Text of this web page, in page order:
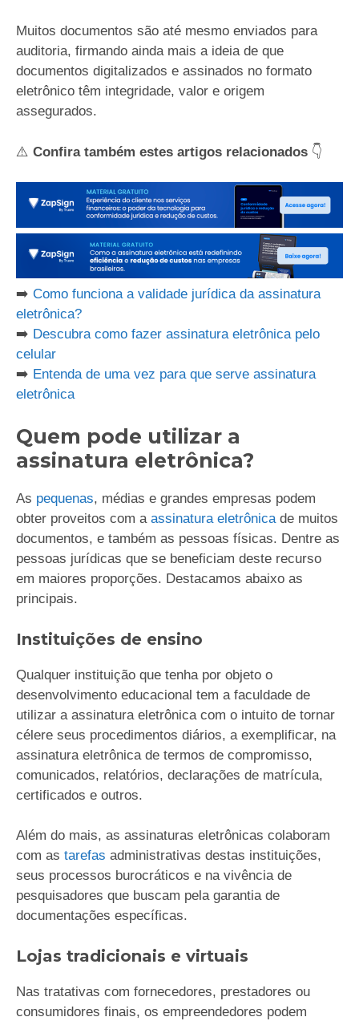
Muitos documentos são até mesmo enviados para
auditoria, firmando ainda mais a ideia de que
documentos digitalizados e assinados no formato
eletrônico têm integridade, valor e origem
assegurados.
⚠️ Confira também estes artigos relacionados 👇
➡️ Como funciona a validade jurídica da assinatura
eletrônica?
➡️ Descubra como fazer assinatura eletrônica pelo
celular
➡️ Entenda de uma vez para que serve assinatura
eletrônica
Quem pode utilizar a
assinatura eletrônica?
As pequenas, médias e grandes empresas podem
obter proveitos com a assinatura eletrônicade muitos
documentos, e também as pessoas físicas. Dentre as
pessoas jurídicas que se beneficiam deste recurso
em maiores proporções. Destacamos abaixo as
principais.
Instituições de ensino
Qualquer instituição que tenha por objeto o
desenvolvimento educacional tem a faculdade de
utilizar a assinatura eletrônica com o intuito de tornar
célere seus procedimentos diários, a exemplificar, na
assinatura eletrônica de termos de compromisso,
comunicados, relatórios, declarações de matrícula,
certificados e outros.
Além do mais, as assinaturas eletrônicas colaboram
com as tarefas administrativas destas instituições,
seus processos burocráticos e na vivência de
pesquisadores que buscam pela garantia de
documentações específicas.
Lojas tradicionais e virtuais
Nas tratativas com fornecedores, prestadores ou
consumidores finais, os empreendedores podem